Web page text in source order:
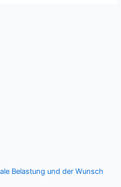
Belastung und der Wunsch